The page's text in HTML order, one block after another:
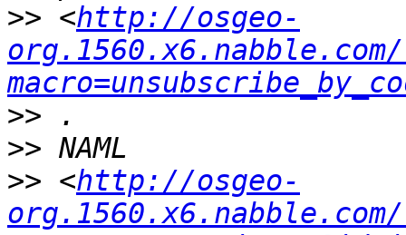
>> <http://osgeo-
>>
>>
>> <http://osgeo-